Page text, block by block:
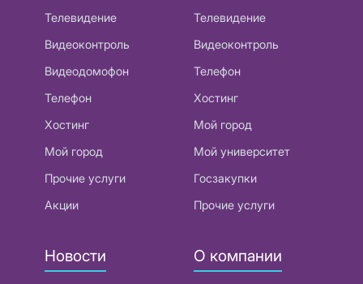
Телевидение
Видеоконтроль
Видеодомофон
Телефон
Хостинг
Мой город
Прочие услуги
Акции
Телевидение
Видеоконтроль
Телефон
Хостинг
Мой город
Мой университет
Госзакупки
Прочие услуги
Новости О компании